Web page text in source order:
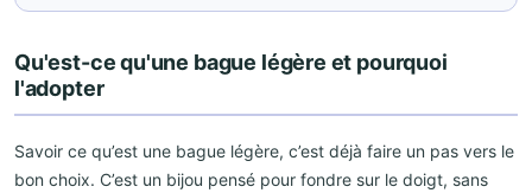
Qu'est-ce qu'une bague légère et pourquoi
l'adopter
Savoir ce qu’est une bague légère, c’est déjà faire un pas vers le
bon choix. C’est un bijou pensé pour fondre sur le doigt, sans